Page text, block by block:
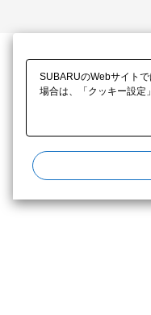
SUBARUのWebサイト
場合は、「クッキー設定